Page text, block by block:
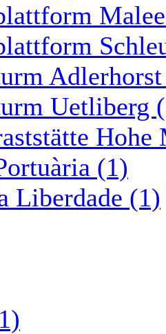
Uetliberg
Hohe
(1)
Liberdade (1)